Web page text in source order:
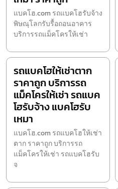
แบคโฮ.com รถแบคโฮรับจ้าง
พิษณุโลกรับรื้อถอนอาคาร
บริการรถแม็คโครให้เช่า
รถแบคโฮให้เช่าตาก
ราคาถูก บริการรถ
แม็คโครให้เช่า รถแบค
โฮรับจ้าง แบคโฮรับ
เหมา
แบคโฮ.com รถแบคโฮให้เช่า
ตาก ราคาถูก บริการรถ
แม็คโครให้เช่า รถแบคโฮรับ
จ